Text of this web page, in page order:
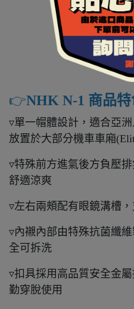
👉️NHK N-1 商品特
▿單一帽體設計，適合亞
放置於大部分機車車廂
▿特殊前方進氣後方負壓
舒適涼爽
▿左右兩頰配有眼鏡溝槽
▿內襯內部由特殊抗菌纖
全可拆洗
▿扣具採用高品質安全金
勤穿脫使用